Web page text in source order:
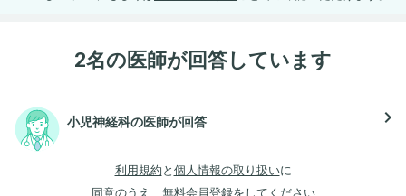
2名の医師が回答しています
小児神経科の医師が回答 navigate_next
利用規約 と 個人情報の取り扱いに
同意のうえ、無料会員登録をしてください